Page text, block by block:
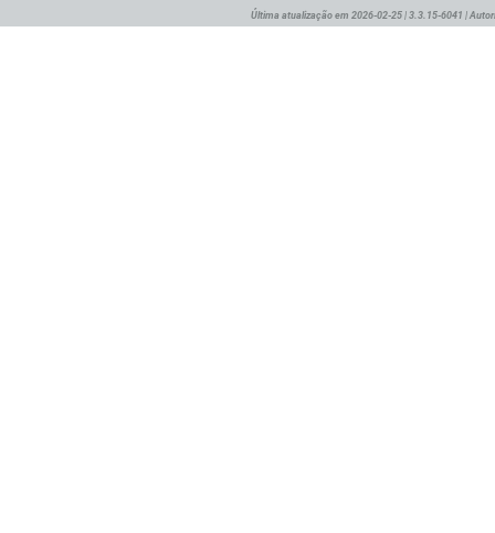
Última atualização em 2026-02-25 | 3.3.15-6041 |